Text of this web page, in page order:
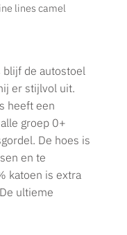
lines camel
blijf de autostoel
er stijlvol uit.
heeft een
groep 0+
De hoes is
en te
katoen is extra
ultieme